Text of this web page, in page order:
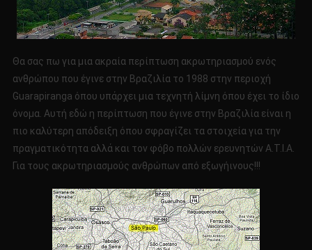
Θα σας πω για μια ακραία περίπτωση ακρωτηριασμού ενός
ανθρώπου που έγινε στην Βραζιλία το 1988 στην περιοχή
Guarapiranga όπου υπάρχει μια τεχνητή λίμνη όπου έχει το ίδιο
όνομα. Αυτή εδώ η περίπτωση που έγινε στην Βραζιλία είναι η
πιο καλύτερη απόδειξη όπου σφραγίζει τα στοιχεία για την
πραγματικότητα αλλά και τον φόβο πολλών ερευνητών Α.Τ.Ι.Α.
Για τους ακρωτηριασμούς ανθρώπων από εξωγήινους!!!